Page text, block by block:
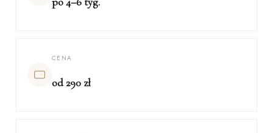
CENA
od 290 zł